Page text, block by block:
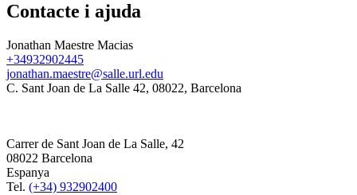
Contacte i ajuda
Jonathan Maestre Macias
+34932902445
jonathan.maestre@salle.url.edu
C. Sant Joan de La Salle 42, 08022, Barcelona
Carrer de Sant Joan de La Salle, 42
08022 Barcelona
Espanya
Tel. (+34) 932902400